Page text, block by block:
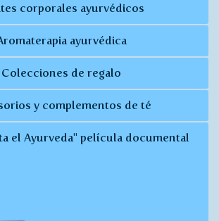
corporales ayurvédicos
ayurvédica
Colecciones de regalo
y complementos de té
el Ayurveda" película documental